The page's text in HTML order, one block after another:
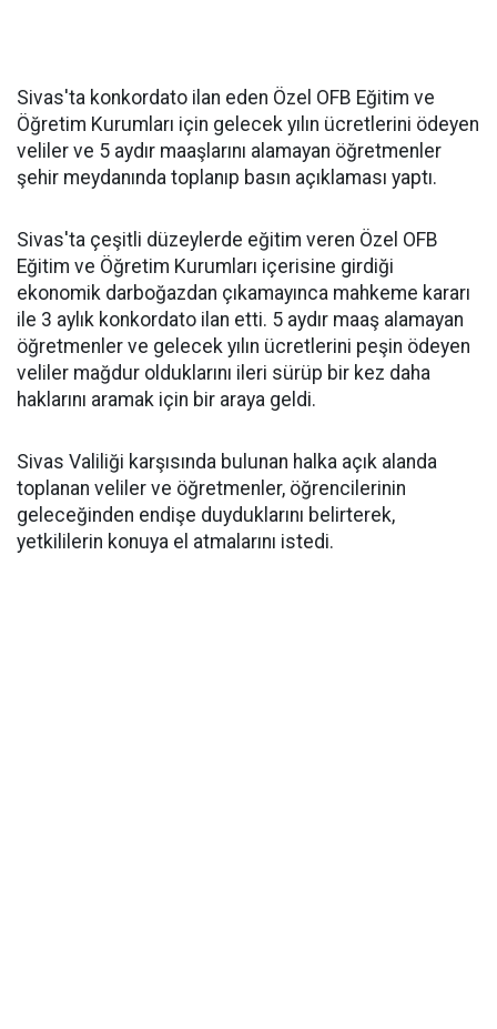
Sivas'ta konkordato ilan eden Özel OFB Eğitim ve
Öğretim Kurumları için gelecek yılın ücretlerini ödeyen
veliler ve 5 aydır maaşlarını alamayan öğretmenler
şehir meydanında toplanıp basın açıklaması yaptı.
Sivas'ta çeşitli düzeylerde eğitim veren Özel OFB
Eğitim ve Öğretim Kurumları içerisine girdiği
ekonomik darboğazdan çıkamayınca mahkeme kararı
ile 3 aylık konkordato ilan etti. 5 aydır maaş alamayan
öğretmenler ve gelecek yılın ücretlerini peşin ödeyen
veliler mağdur olduklarını ileri sürüp bir kez daha
haklarını aramak için bir araya geldi.
Sivas Valiliği karşısında bulunan halka açık alanda
toplanan veliler ve öğretmenler, öğrencilerinin
geleceğinden endişe duyduklarını belirterek,
yetkililerin konuya el atmalarını istedi.